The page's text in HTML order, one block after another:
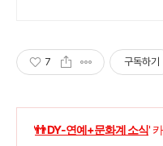
7 구독하기
'👬 DY-연예+문화계 소식'